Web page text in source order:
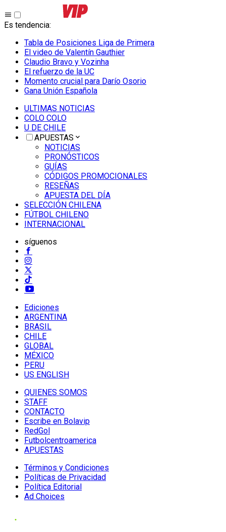
Es tendencia:
Tabla de Posiciones Liga de Primera
El video de Valentín Gauthier
Claudio Bravo y Vozinha
El refuerzo de la UC
Momento crucial para Darío Osorio
Gana Unión Española
ULTIMAS NOTICIAS
COLO COLO
U DE CHILE
APUESTAS
NOTICIAS
PRONÓSTICOS
GUÍAS
CÓDIGOS PROMOCIONALES
RESEÑAS
APUESTA DEL DÍA
SELECCIÓN CHILENA
FÚTBOL CHILENO
INTERNACIONAL
síguenos
Ediciones
ARGENTINA
BRASIL
CHILE
GLOBAL
MÉXICO
PERU
US ENGLISH
QUIENES SOMOS
STAFF
CONTACTO
Escribe en Bolavip
RedGol
Futbolcentroamerica
APUESTAS
Términos y Condiciones
Políticas de Privacidad
Política Editorial
Ad Choices